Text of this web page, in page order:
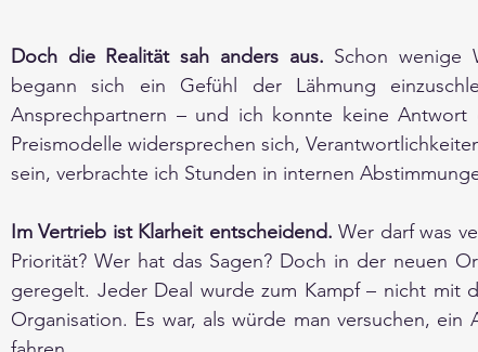
Doch die Realität sah anders aus. Schon wenige
begann sich ein Gefühl der Lähmung
Ansprechpartnern – und ich konnte keine Antwort
Preismodelle widersprechen sich,
sein, verbrachte ich Stunden in internen
Im Vertrieb ist Klarheit entscheidend. Wer darf was
Priorität? Wer hat das Sagen? Doch in der neuen
geregelt. Jeder Deal wurde zum Kampf – nicht mit
Organisation. Es war, als würde man versuchen,